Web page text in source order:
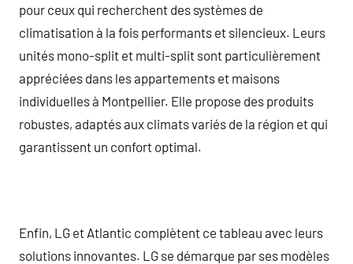
pour ceux qui recherchent des systèmes de
climatisation à la fois performants et silencieux. Leurs
unités mono-split et multi-split sont particulièrement
appréciées dans les appartements et maisons
individuelles à Montpellier. Elle propose des produits
robustes, adaptés aux climats variés de la région et qui
garantissent un confort optimal.
Enfin, LG et Atlantic complètent ce tableau avec leurs
solutions innovantes. LG se démarque par ses modèles